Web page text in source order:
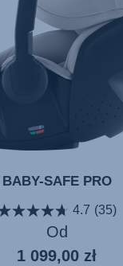
BABY-SAFE PRO
4.7 (35)
Od
Aktualna
1 099,00 zł